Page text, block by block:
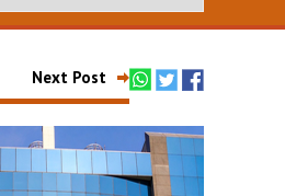
Next Post